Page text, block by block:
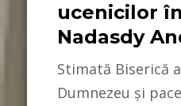
ucenicilor
Nadasdy
Stimată Biserică
Dumnezeu și